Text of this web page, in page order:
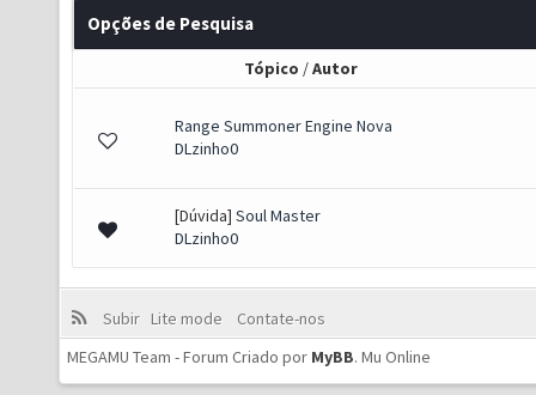
Opções de Pesquisa
Tópico /Autor
Range Summoner Engine Nova
DLzinho0
[Dúvida] Soul Master
DLzinho0
Subir Lite mode
Contate-nos
MEGAMU Team - Forum Criado por MyBB. Mu Online